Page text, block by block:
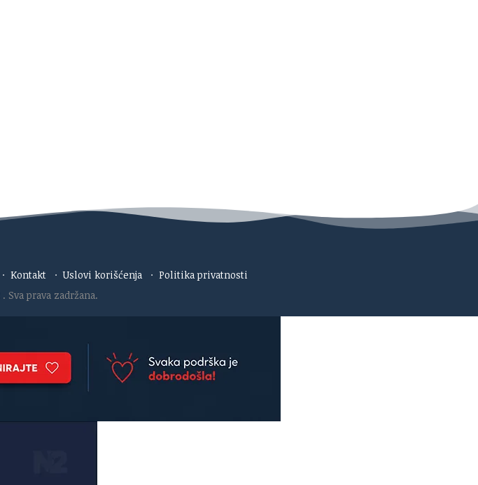
· Kontakt · Uslovi korišćenja · Politika privatnosti
. Sva prava zadržana.